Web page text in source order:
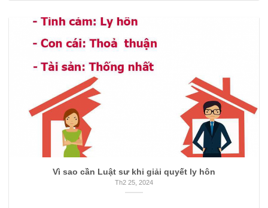
Vì sao cần Luật sư khi giải quyết ly hôn
Th2 25, 2024